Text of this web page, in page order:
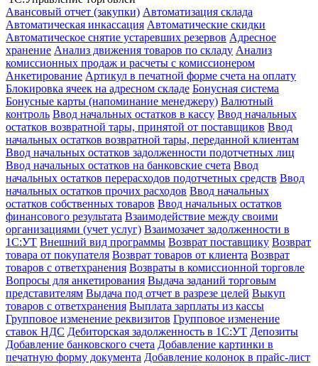
Авансовый отчет (закупки) Автоматизация склада
Автоматическая инкассация Автоматические скидки
Автоматическое снятие устаревших резервов Адресное
хранение Анализ движения товаров по складу Анализ
комиссионных продаж и расчеты с комиссионером
Анкетирование Артикул в печатной форме счета на оплату
Блокировка ячеек на адресном складе Бонусная система
Бонусные карты (напоминание менеджеру) Валютный
контроль Ввод начальных остатков в кассу Ввод начальных
остатков возвратной тары, принятой от поставщиков Ввод
начальных остатков возвратной тары, переданной клиентам
Ввод начальных остатков задолженности подотчетных лиц
Ввод начальных остатков на банковские счета Ввод
начальных остатков перерасходов подотчетных средств Ввод
начальных остатков прочих расходов Ввод начальных
остатков собственных товаров Ввод начальных остатков
финансового результата Взаимодействие между своими
организациями (учет услуг) Взаимозачет задолженности в
1С:УТ Внешний вид программы Возврат поставщику Возврат
товара от покупателя Возврат товаров от клиента Возврат
товаров с ответхранения Возвраты в комиссионной торговле
Вопросы для анкетирования Выдача заданий торговым
представителям Выдача под отчет в разрезе целей Выкуп
товаров с ответхранения Выплата зарплаты из кассы
Групповое изменение реквизитов Групповое изменение
ставок НДС Дебиторская задолженность в 1С:УТ Депозиты
Добавление банковского счета Добавление картинки в
печатную форму документа Добавление колонок в прайс-лист